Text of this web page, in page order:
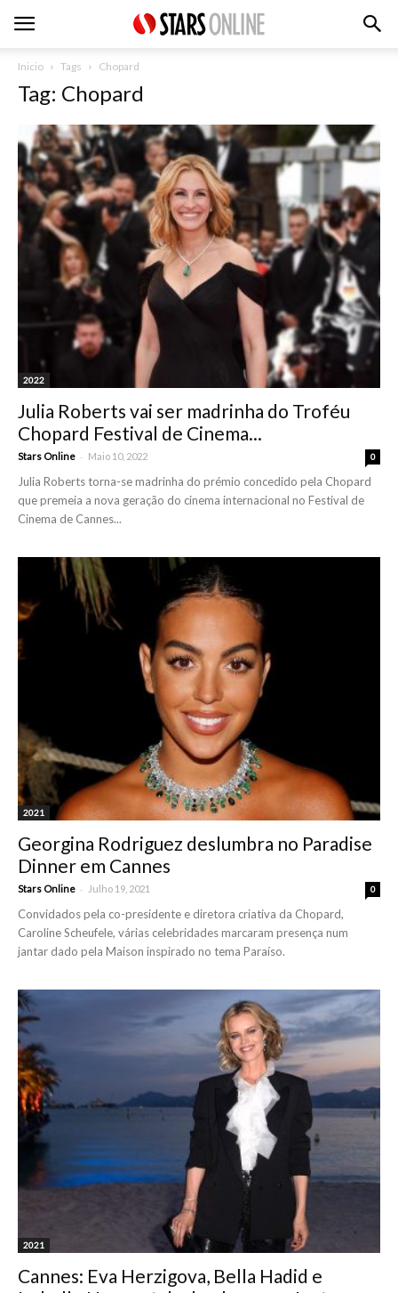
Inicio Tags Chopard
Tag: Chopard
2022
Julia Roberts vai ser madrinha do Troféu
Chopard Festival de Cinema...
Stars Online - Maio 10, 2022 0
Julia Roberts torna-se madrinha do prémio concedido pela Chopard
que premeia a nova geração do cinema internacional no Festival de
Cinema de Cannes...
2021
Georgina Rodriguez deslumbra no Paradise
Dinner em Cannes
Stars Online - Julho 19, 2021 0
Convidados pela co-presidente e diretora criativa da Chopard,
Caroline Scheufele, várias celebridades marcaram presença num
jantar dado pela Maison inspirado no tema Paraíso.
2021
Cannes: Eva Herzigova, Bella Hadid e